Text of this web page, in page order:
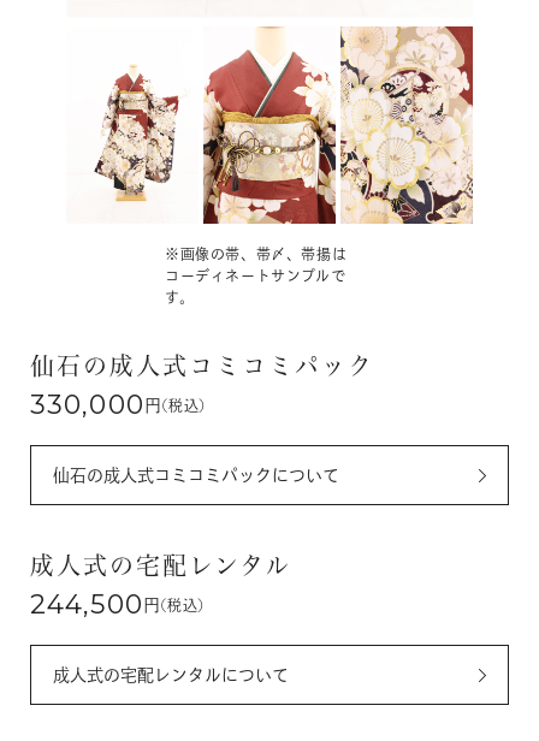
※画像の帯、帯〆、帯揚は
コーディネートサンプルで
す。
仙石の成人式コミコミパック
330,000 円 (税込)
仙石の成人式コミコミパックについて
成人式の宅配レンタル
244,500 円 (税込)
成人式の宅配レンタルについて